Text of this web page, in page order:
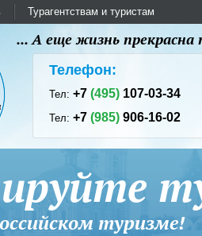
Турагентствам и туристам
... А еще жизнь
Телефон:
Тел:+7(495) 107-03-34
Тел:+7(985) 906-16-02
российском